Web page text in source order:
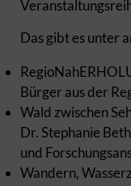
Das gibt es unter
Bürger aus der
Wald zwischen
Dr. Stephanie
und
Wandern,